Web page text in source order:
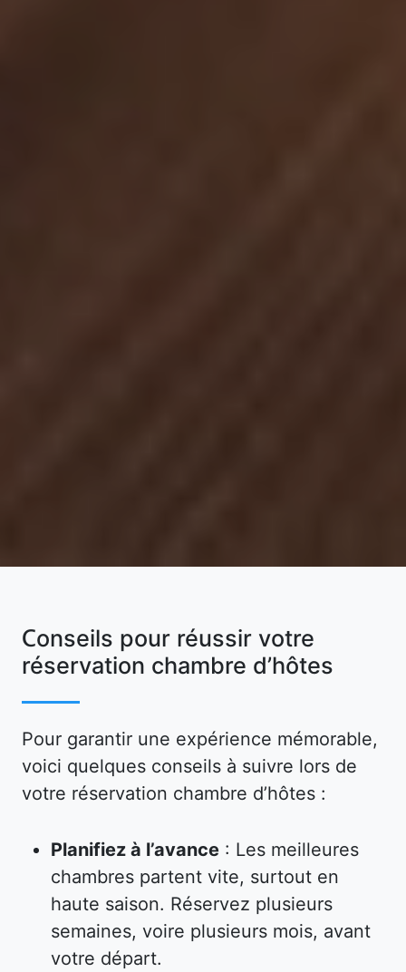
Conseils pour réussir votre
réservation chambre d’hôtes
Pour garantir une expérience mémorable,
voici quelques conseils à suivre lors de
votre réservation chambre d’hôtes :
Planifiez à l’avance : Les meilleures
chambres partent vite, surtout en
haute saison. Réservez plusieurs
semaines, voire plusieurs mois, avant
votre départ.